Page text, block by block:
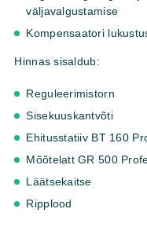
väljavalgustamise
Kompensaatori
Hinnas sisaldub:
Reguleerimistorn
Sisekuuskantvõti
Ehitusstatiiv BT 160
Mõõtelatt GR 500
Läätsekaitse
Ripplood